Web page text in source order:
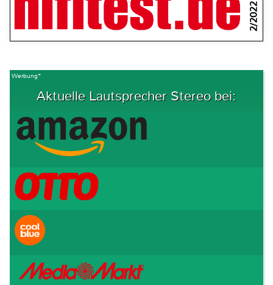
2/2022
Werbung*
Aktuelle Lautsprecher Stereo bei: